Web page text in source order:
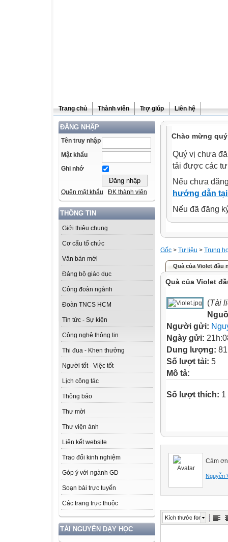
Trang chủ Thành viên Trợ giúp Liên hệ
ĐĂNG NHẬP
Tên truy nhập
Mật khẩu
Ghi nhớ
Quên mật khẩu ĐK thành viên
THÔNG TIN
Giới thiệu chung
Cơ cấu tổ chức
Văn bản mới
Đảng bộ giáo dục
Công đoàn ngành
Đoàn TNCS HCM
Tin tức - Sự kiện
Công nghệ thông tin
Thi đua - Khen thưởng
Người tốt - Việc tốt
Lịch công tác
Thông báo
Thư mời
Thư viện ảnh
Liên kết website
Trao đổi kinh nghiệm
Góp ý với ngành GD
Soạn bài trực tuyến
Các trang trực thuộc
TÀI NGUYÊN DẠY HỌC
Chào mừng
Quý vị chưa
tải được các
Nếu chưa
hướng dẫn
Nếu đã đăng
Gốc > Tư liệu > Trung
Quà của Violet đầu
Quà của Violet
(Tài
Người gửi:
Ngày gửi:
Dung lượng:
Số lượt tải: 5
Mô tả:
Số lượt thích: 1
Cảm
Nguyễn
Kích thước font